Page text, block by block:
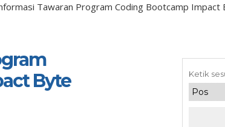
Tawaran Program Coding Bootcamp Impact
Byte